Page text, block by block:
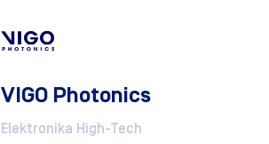
VIGO Photonics
Elektronika High-Tech